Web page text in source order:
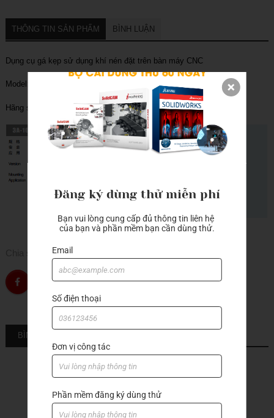
THÔNG TIN SẢN PHẨM BÌNH LUẬN
Dụng cụ gá kẹp sử dụng khí nén đặt trên bàn máy CNC
Model: 3A-100034
Hãng sản xuất: A-one
BÌNH LUẬN
Sản phẩm khác
Đăng ký dùng thử miễn phí
Bạn vui lòng cung cấp đủ thông tin liên hệ
của bạn và phần mềm bạn cần dùng thử.
Email
Số điện thoại
Đơn vị công tác
Phần mềm đăng ký dùng thử